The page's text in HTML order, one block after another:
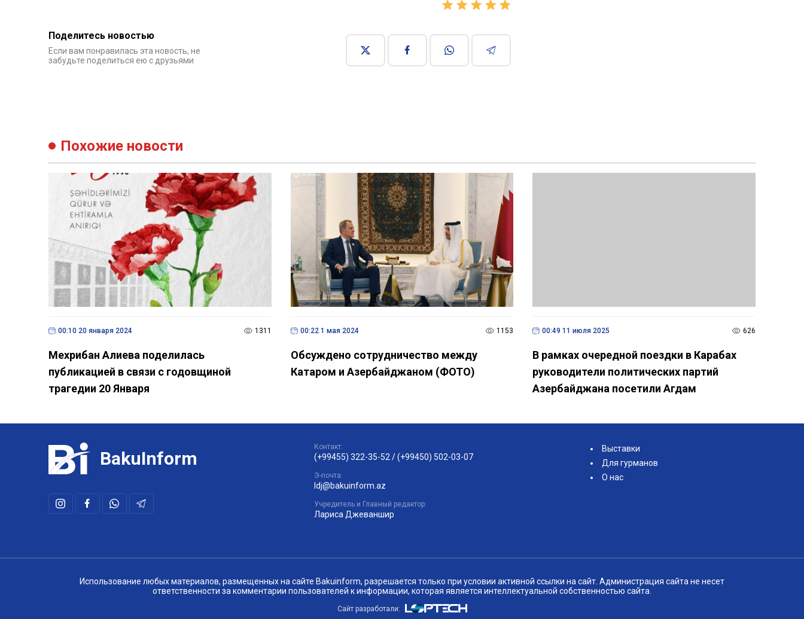
Поделитесь новостью
Если вам понравилась эта новость, не
забудьте поделиться ею с друзьями
Похожие новости
00:10 20 января 2024 1311
Мехрибан Алиева поделилась
публикацией в связи с годовщиной
трагедии 20 Января
00:22 1 мая 2024 1153
Обсуждено сотрудничество между
Катаром и Азербайджаном (ФОТО)
00:49 11 июля 2025 626
В рамках очередной поездки в Карабах
руководители политических партий
Азербайджана посетили Агдам
BakuInform
Контакт:
(+99455) 322-35-52 /(+99450) 502-03-07
Э-почта:
ldj@bakuinform.az
Учредитель и Главный редактор:
Лариса Джеваншир
Выставки
Для гурманов
О нас
Использование любых материалов, размещенных на сайте Bakuinform, разрешается только при условии активной ссылки на сайт. Администрация сайта не несет
ответственности за комментарии пользователей к информации, которая является интеллектуальной собственностью сайта.
Сайт разработали: